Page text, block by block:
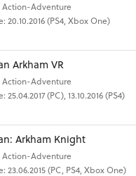
Action-Adventure
20.10.2016 (PS4, Xbox One)
Arkham VR
Action-Adventure
25.04.2017 (PC), 13.10.2016 (PS4)
Arkham Knight
Action-Adventure
23.06.2015 (PC, PS4, Xbox One)